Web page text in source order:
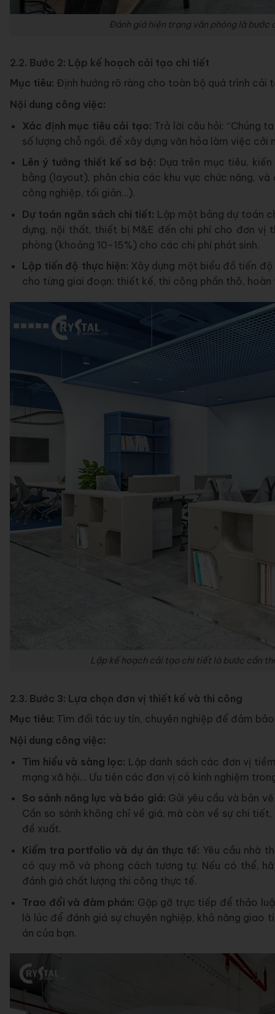
Đánh giá hiện trạng văn phòng là bước
2.2. Bước 2: Lập kế hoạch cải tạo chi tiết
Mục tiêu: Định hướng rõ ràng cho toàn bộ quá trình cải
Nội dung công việc:
Xác định mục tiêu cải tạo: Trả lời câu hỏi: “Chúng
số lượng chỗ ngồi, để xây dựng văn hóa làm việc cởi
Lên ý tưởng thiết kế sơ bộ: Dựa trên mục tiêu,
bằng (layout), phân chia các khu vực chức năng,
công nghiệp, tối giản…).
Dự toán ngân sách chi tiết: Lập một bảng dự toán
dựng, nội thất, thiết bị M&E đến chi phí cho đơn
phòng (khoảng 10-15%) cho các chi phí phát sinh.
Lập tiến độ thực hiện: Xây dựng một biểu đồ tiến
cho từng giai đoạn: thiết kế, thi công phần thô,
Lập kế hoạch cải tạo chi tiết là bước cần
2.3. Bước 3: Lựa chọn đơn vị thiết kế và thi công
Mục tiêu: Tìm đối tác uy tín, chuyên nghiệp để đảm
Nội dung công việc:
Tìm hiểu và sàng lọc: Lập danh sách các đơn vị
mạng xã hội… Ưu tiên các đơn vị có kinh nghiệm
So sánh năng lực và báo giá: Gửi yêu cầu và bản
Cần so sánh không chỉ về giá, mà còn về sự chi
đề xuất.
Kiểm tra portfolio và dự án thực tế: Yêu cầu nhà
có quy mô và phong cách tương tự. Nếu có thể,
đánh giá chất lượng thi công thực tế.
Trao đổi và đàm phán: Gặp gỡ trực tiếp để thảo
là lúc để đánh giá sự chuyên nghiệp, khả năng giao
án của bạn.